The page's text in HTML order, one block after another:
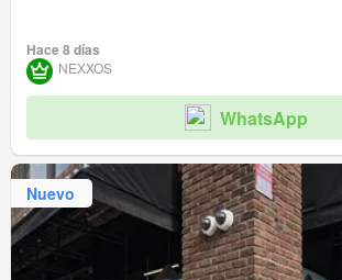
Hace 8 días
NEXXOS
WhatsApp
Nuevo